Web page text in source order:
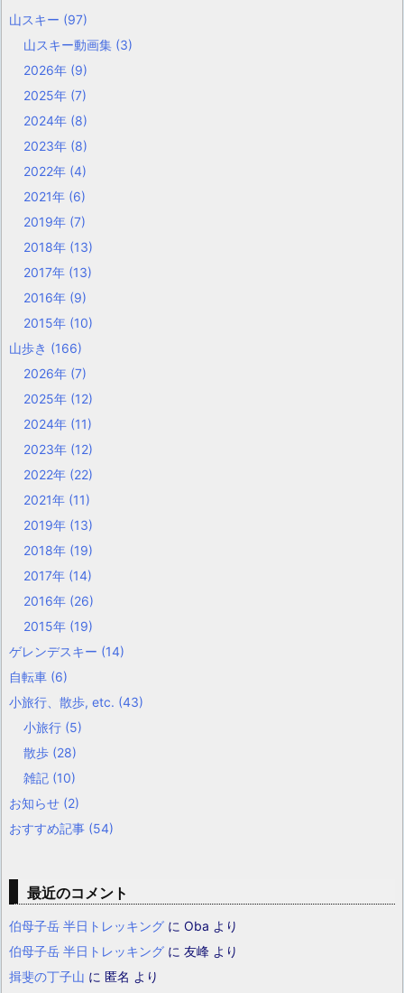
山スキー (97)
山スキー動画集 (3)
2026年 (9)
2025年 (7)
2024年 (8)
2023年 (8)
2022年 (4)
2021年 (6)
2019年 (7)
2018年 (13)
2017年 (13)
2016年 (9)
2015年 (10)
山歩き (166)
2026年 (7)
2025年 (12)
2024年 (11)
2023年 (12)
2022年 (22)
2021年 (11)
2019年 (13)
2018年 (19)
2017年 (14)
2016年 (26)
2015年 (19)
ゲレンデスキー (14)
自転車 (6)
小旅行、散歩, etc. (43)
小旅行 (5)
散歩 (28)
雑記 (10)
お知らせ (2)
おすすめ記事 (54)
最近のコメント
伯母子岳 半日トレッキング に Oba より
伯母子岳 半日トレッキング に 友峰 より
揖斐の丁子山 に 匿名 より